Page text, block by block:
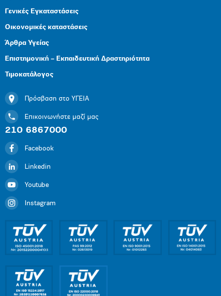
Γενικές Εγκαταστάσεις
Οικονομικές καταστάσεις
Άρθρα Υγείας
Επιστημονική – Εκπαιδευτική Δραστηριότητα
Τιμοκατάλογος
Πρόσβαση στο ΥΓΕΙΑ
Επικοινωνήστε μαζί μας
210 6867000
Facebook
Linkedin
Youtube
Instagram